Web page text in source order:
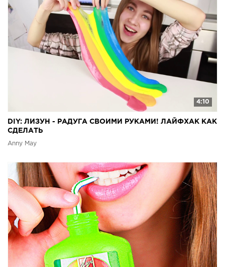
4:10
DIY: ЛИЗУН - РАДУГА СВОИМИ РУКАМИ! ЛАЙФХАК КАК
СДЕЛАТЬ
Anny May